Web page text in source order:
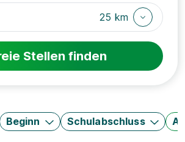
25 km
Stellen finden
Beginn Schulabschluss